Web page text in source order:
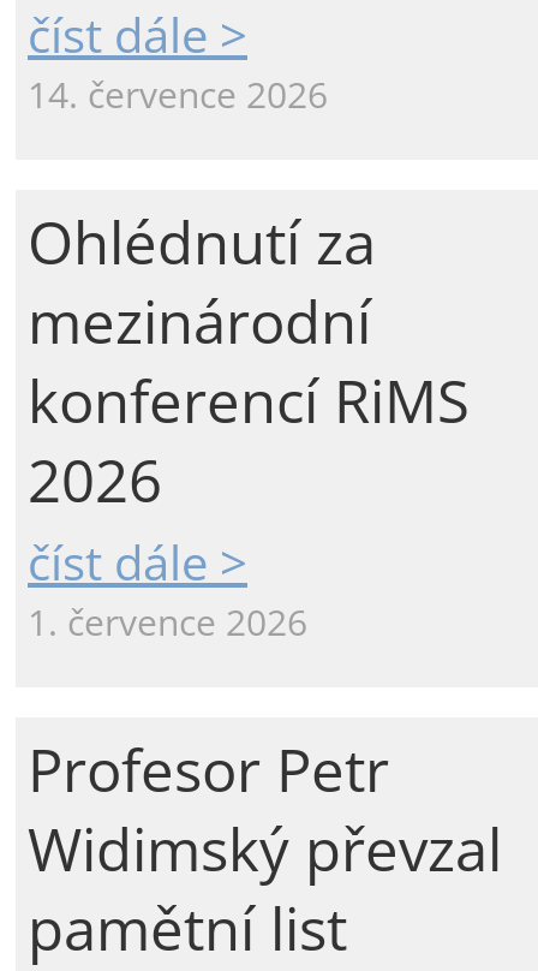
číst dále >
14. července 2026
Ohlédnutí za
mezinárodní
konferencí RiMS
2026
číst dále >
1. července 2026
Profesor Petr
Widimský převzal
pamětní list